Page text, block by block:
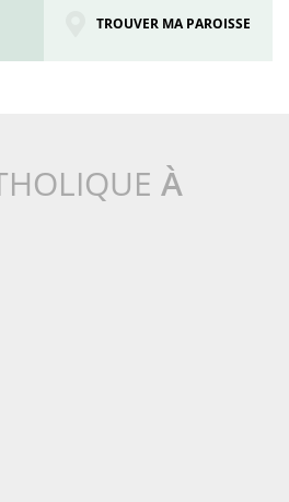
TROUVER MA PAROISSE
À